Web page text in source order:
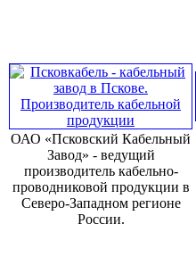
ОАО «Псковский Кабельный
Завод» - ведущий
производитель кабельно-
проводниковой продукции в
Северо-Западном регионе
России.